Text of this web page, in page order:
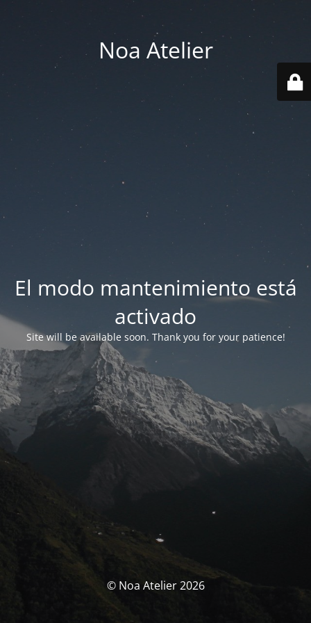
Noa Atelier
El modo mantenimiento está
activado
Site will be available soon. Thank you for your patience!
© Noa Atelier 2026